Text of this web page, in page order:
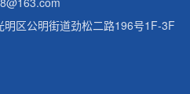
明区公明街道劲松二路196号1F-3F